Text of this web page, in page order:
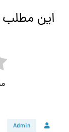
این مطلب
Admin